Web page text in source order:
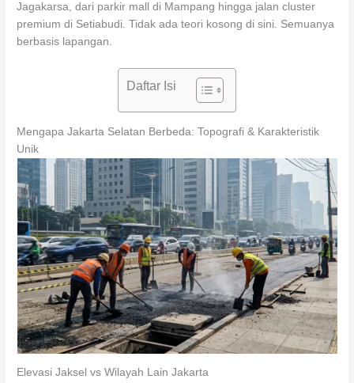
Jagakarsa, dari parkir mall di Mampang hingga jalan cluster
premium di Setiabudi. Tidak ada teori kosong di sini. Semuanya
berbasis lapangan.
Daftar Isi
Mengapa Jakarta Selatan Berbeda: Topografi & Karakteristik
Unik
Elevasi Jaksel vs Wilayah Lain Jakarta